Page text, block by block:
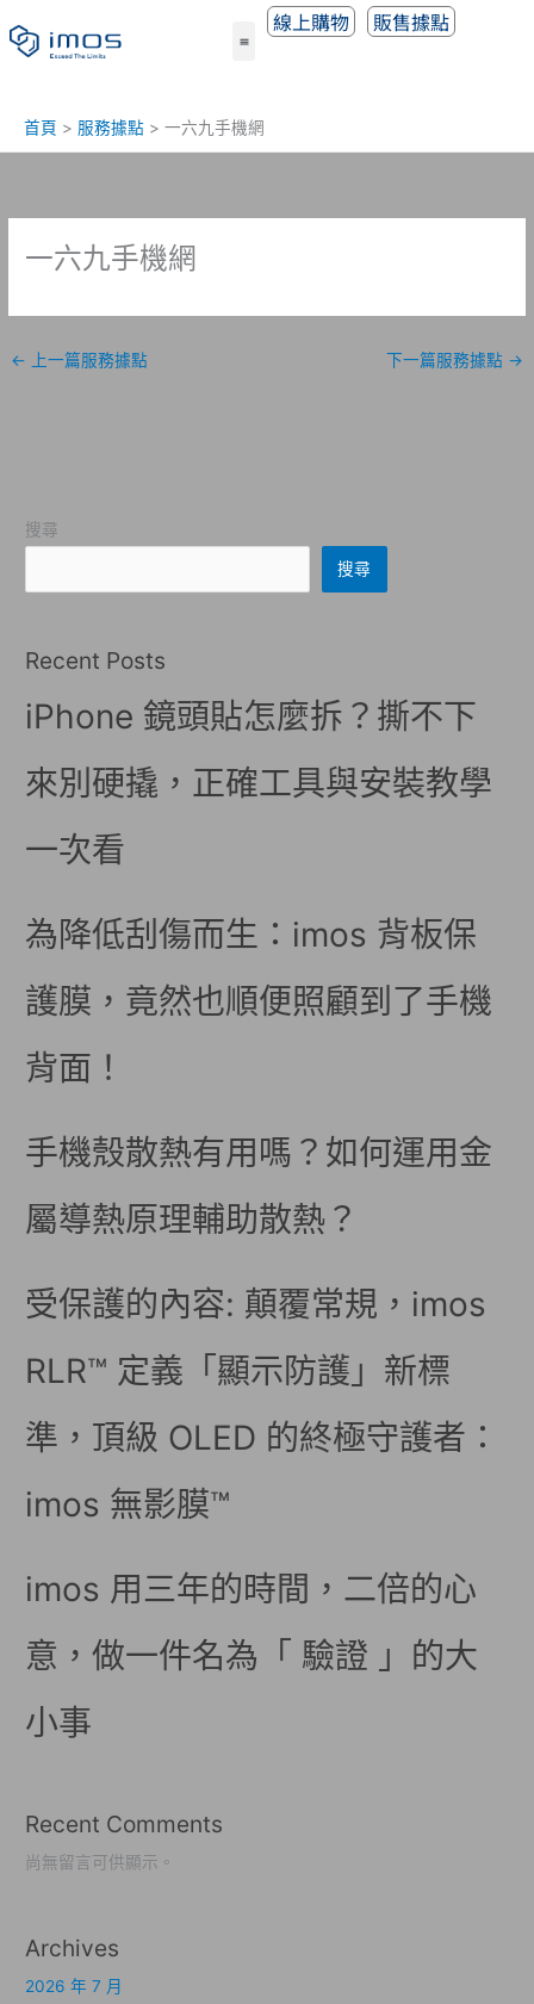
至
線上購物 販售據點
首頁 服務據點 一六九手機網
一六九手機網
← 上一篇服務據點 下一篇服務據點 →
搜尋
搜尋
Recent Posts
iPhone 鏡頭貼怎麼拆？撕不下
來別硬撬，正確工具與安裝教學
一次看
為降低刮傷而生：imos 背板保
護膜，竟然也順便照顧到了手機
背面！
手機殼散熱有用嗎？如何運用金
屬導熱原理輔助散熱？
受保護的內容: 顛覆常規，imos
RLR™ 定義「顯示防護」新標
準，頂級 OLED 的終極守護者：
imos 無影膜™
imos 用三年的時間，二倍的心
意，做一件名為「 驗證 」的大
小事
Recent Comments
尚無留言可供顯示。
Archives
2026 年 7 月